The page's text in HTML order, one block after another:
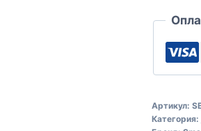
Артикул:
Категория: